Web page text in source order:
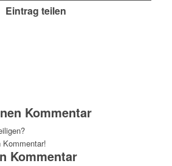
Eintrag teilen
Kommentar
Kommentar!
Kommentar